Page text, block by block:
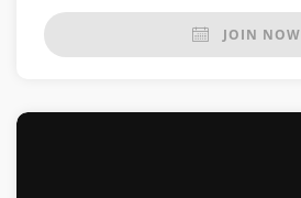
JOIN NOW